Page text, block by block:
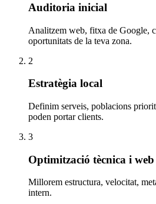
Auditoria inicial
Analitzem web, fitxa de Google,
oportunitats de la teva zona.
2
Estratègia local
Definim serveis, poblacions
poden portar clients.
3
Optimització tècnica i web
Millorem estructura, velocitat,
intern.